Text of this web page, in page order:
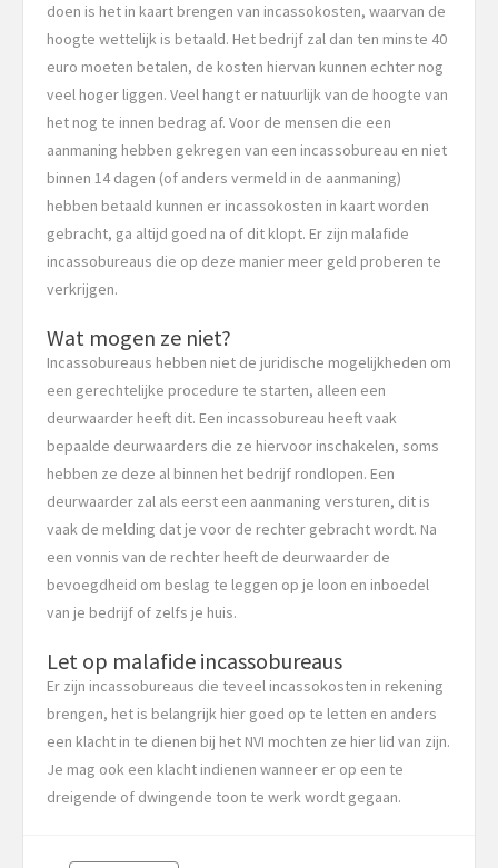
doen is het in kaart brengen van incassokosten, waarvan de
hoogte wettelijk is betaald. Het bedrijf zal dan ten minste 40
euro moeten betalen, de kosten hiervan kunnen echter nog
veel hoger liggen. Veel hangt er natuurlijk van de hoogte van
het nog te innen bedrag af. Voor de mensen die een
aanmaning hebben gekregen van een incassobureau en niet
binnen 14 dagen (of anders vermeld in de aanmaning)
hebben betaald kunnen er incassokosten in kaart worden
gebracht, ga altijd goed na of dit klopt. Er zijn malafide
incassobureaus die op deze manier meer geld proberen te
verkrijgen.
Wat mogen ze niet?
Incassobureaus hebben niet de juridische mogelijkheden om
een gerechtelijke procedure te starten, alleen een
deurwaarder heeft dit. Een incassobureau heeft vaak
bepaalde deurwaarders die ze hiervoor inschakelen, soms
hebben ze deze al binnen het bedrijf rondlopen. Een
deurwaarder zal als eerst een aanmaning versturen, dit is
vaak de melding dat je voor de rechter gebracht wordt. Na
een vonnis van de rechter heeft de deurwaarder de
bevoegdheid om beslag te leggen op je loon en inboedel
van je bedrijf of zelfs je huis.
Let op malafide incassobureaus
Er zijn incassobureaus die teveel incassokosten in rekening
brengen, het is belangrijk hier goed op te letten en anders
een klacht in te dienen bij het NVI mochten ze hier lid van zijn.
Je mag ook een klacht indienen wanneer er op een te
dreigende of dwingende toon te werk wordt gegaan.